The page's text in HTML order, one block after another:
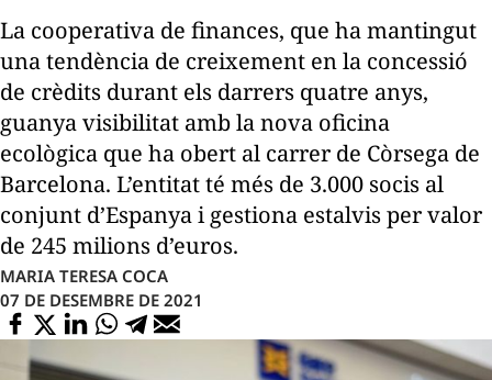
La cooperativa de finances, que ha mantingut
una tendència de creixement en la concessió
de crèdits durant els darrers quatre anys,
guanya visibilitat amb la nova oficina
ecològica que ha obert al carrer de Còrsega de
Barcelona. L’entitat té més de 3.000 socis al
conjunt d’Espanya i gestiona estalvis per valor
de 245 milions d’euros.
MARIA TERESA COCA
07 DE DESEMBRE DE 2021